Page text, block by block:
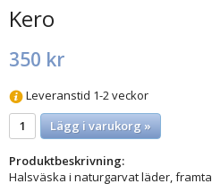
Kero
350 kr
Leveranstid 1-2 veckor
Lägg i varukorg »
Produktbeskrivning:
Halsväska i naturgarvat läder,